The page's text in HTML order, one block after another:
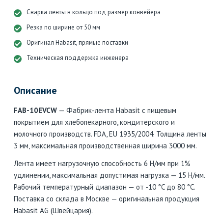
Сварка ленты в кольцо под размер конвейера
Резка по ширине от 50 мм
Оригинал Habasit, прямые поставки
Техническая поддержка инженера
Описание
FAB-10EVCW — Фабрик-лента Habasit с пищевым
покрытием для хлебопекарного, кондитерского и
молочного производств. FDA, EU 1935/2004. Толщина ленты
3 мм, максимальная производственная ширина 3000 мм.
Лента имеет нагрузочную способность 6 Н/мм при 1%
удлинении, максимальная допустимая нагрузка — 15 Н/мм.
Рабочий температурный диапазон — от -10 °C до 80 °C.
Поставка со склада в Москве — оригинальная продукция
Habasit AG (Швейцария).